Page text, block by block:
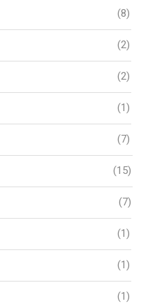
(8)
(2)
(2)
(1)
(7)
(15)
(7)
(1)
(1)
(1)